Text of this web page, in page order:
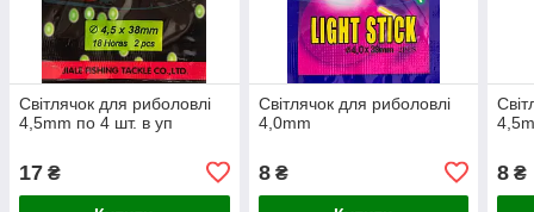
Світлячок для риболовлі
4,5mm по 4 шт. в уп
17 ₴
Світлячок для риболовлі
4,0mm
8₴ 8 ₴